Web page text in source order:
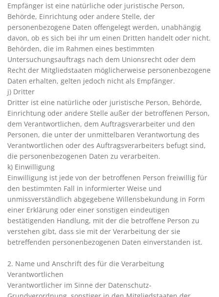
Empfänger ist eine natürliche oder juristische Person,
Behörde, Einrichtung oder andere Stelle, der
personenbezogene Daten offengelegt werden, unabhängig
davon, ob es sich bei ihr um einen Dritten handelt oder nicht.
Behörden, die im Rahmen eines bestimmten
Untersuchungsauftrags nach dem Unionsrecht oder dem
Recht der Mitgliedstaaten möglicherweise personenbezogene
Daten erhalten, gelten jedoch nicht als Empfänger.
j) Dritter
Dritter ist eine natürliche oder juristische Person, Behörde,
Einrichtung oder andere Stelle außer der betroffenen Person,
dem Verantwortlichen, dem Auftragsverarbeiter und den
Personen, die unter der unmittelbaren Verantwortung des
Verantwortlichen oder des Auftragsverarbeiters befugt sind,
die personenbezogenen Daten zu verarbeiten.
k) Einwilligung
Einwilligung ist jede von der betroffenen Person freiwillig für
den bestimmten Fall in informierter Weise und
unmissverständlich abgegebene Willensbekundung in Form
einer Erklärung oder einer sonstigen eindeutigen
bestätigenden Handlung, mit der die betroffene Person zu
verstehen gibt, dass sie mit der Verarbeitung der sie
betreffenden personenbezogenen Daten einverstanden ist.
2. Name und Anschrift des für die Verarbeitung
Verantwortlichen
Verantwortlicher im Sinne der Datenschutz-